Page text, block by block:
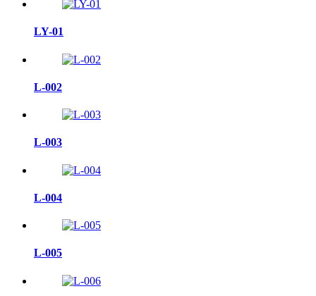
LY-01
L-002
L-003
L-004
L-005